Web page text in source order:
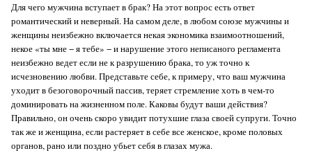
Для чего мужчина вступает в брак? На этот вопрос есть ответ
романтический и неверный. На самом деле, в любом союзе мужчины и
женщины неизбежно включается некая экономика взаимоотношений,
некое «ты мне − я тебе» − и нарушение этого неписаного регламента
неизбежно ведет если не к разрушению брака, то уж точно к
исчезновению любви. Представьте себе, к примеру, что ваш мужчина
уходит в безоговорочный пассив, теряет стремление хоть в чем-то
доминировать на жизненном поле. Каковы будут ваши действия?
Правильно, он очень скоро увидит потухшие глаза своей супруги. Точно
так же и женщина, если растеряет в себе все женское, кроме половых
органов, рано или поздно убьет себя в глазах мужа.